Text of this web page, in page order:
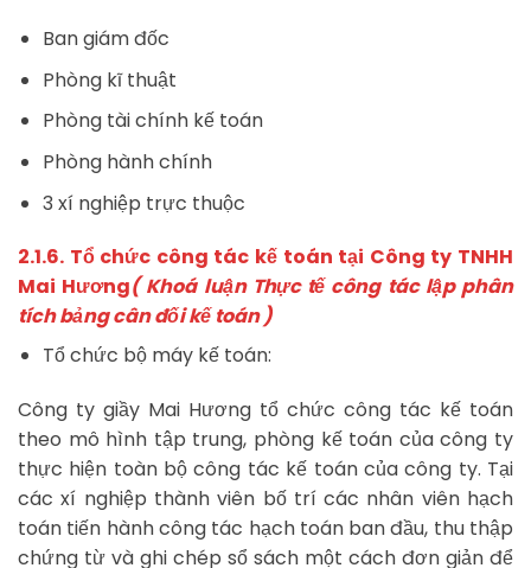
Ban giám đốc
Phòng kĩ thuật
Phòng tài chính kế toán
Phòng hành chính
3 xí nghiệp trực thuộc
2.1.6. Tổ chức công tác kế toán tại Công ty TNHH
Mai Hương( Khoá luận Thực tế công tác lập phân
tích bảng cân đối kế toán )
Tổ chức bộ máy kế toán:
Công ty giầy Mai Hương tổ chức công tác kế toán
theo mô hình tập trung, phòng kế toán của công ty
thực hiện toàn bộ công tác kế toán của công ty. Tại
các xí nghiệp thành viên bố trí các nhân viên hạch
toán tiến hành công tác hạch toán ban đầu, thu thập
chứng từ và ghi chép sổ sách một cách đơn giản để